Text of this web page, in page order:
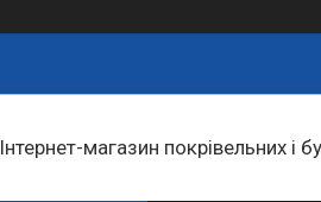
Інтернет-магазин покрівельних і